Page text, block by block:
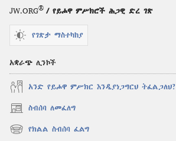
JW.ORG® / የይሖዋ ምሥክሮች ሕጋዊ ድረ ገጽ
የገጽታ ማስተካከያ
አቋራጭ ሊንኮች
አንድ የይሖዋ ምሥክር እንዲያነጋግርህ ትፈልጋለህ?
ስብሰባ ለመፈለግ
(አዲስ
ዊንዶው
ክፈት)
የክልል ስብሰባ ፈልግ
(አዲስ